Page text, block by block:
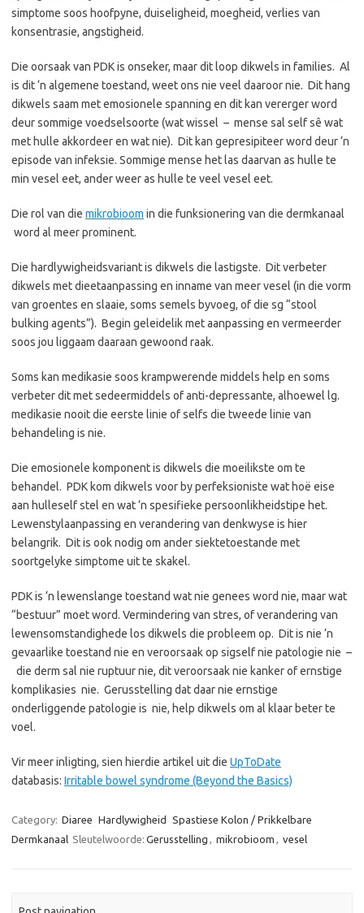
simptome soos hoofpyne, duiseligheid, moegheid, verlies van
konsentrasie, angstigheid.
Die oorsaak van PDK is onseker, maar dit loop dikwels in families. Al
is dit ‘n algemene toestand, weet ons nie veel daaroor nie. Dit hang
dikwels saam met emosionele spanning en dit kan vererger word
deur sommige voedselsoorte (wat wissel – mense sal self sê wat
met hulle akkordeer en wat nie). Dit kan gepresipiteer word deur ‘n
episode van infeksie. Sommige mense het las daarvan as hulle te
min vesel eet, ander weer as hulle te veel vesel eet.
Die rol van die mikrobioom in die funksionering van die dermkanaal
word al meer prominent.
Die hardlywigheidsvariant is dikwels die lastigste. Dit verbeter
dikwels met dieetaanpassing en inname van meer vesel (in die vorm
van groentes en slaaie, soms semels byvoeg, of die sg “stool
bulking agents”). Begin geleidelik met aanpassing en vermeerder
soos jou liggaam daaraan gewoond raak.
Soms kan medikasie soos krampwerende middels help en soms
verbeter dit met sedeermiddels of anti-depressante, alhoewel lg.
medikasie nooit die eerste linie of selfs die tweede linie van
behandeling is nie.
Die emosionele komponent is dikwels die moeilikste om te
behandel. PDK kom dikwels voor by perfeksioniste wat hoë eise
aan hulleself stel en wat ‘n spesifieke persoonlikheidstipe het.
Lewenstylaanpassing en verandering van denkwyse is hier
belangrik. Dit is ook nodig om ander siektetoestande met
soortgelyke simptome uit te skakel.
PDK is ‘n lewenslange toestand wat nie genees word nie, maar wat
“bestuur” moet word. Vermindering van stres, of verandering van
lewensomstandighede los dikwels die probleem op. Dit is nie ‘n
gevaarlike toestand nie en veroorsaak op sigself nie patologie nie –
die derm sal nie ruptuur nie, dit veroorsaak nie kanker of ernstige
komplikasies nie. Gerusstelling dat daar nie ernstige
onderliggende patologie is nie, help dikwels om al klaar beter te
voel.
Vir meer inligting, sien hierdie artikel uit die UpToDate
databasis: Irritable bowel syndrome (Beyond the Basics)
Category: Diaree Hardlywigheid Spastiese Kolon / Prikkelbare
Dermkanaal Sleutelwoorde: Gerusstelling mikrobioom vesel